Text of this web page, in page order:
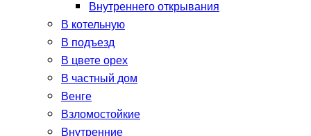
Внутреннего открывания
В котельную
В подъезд
В цвете орех
В частный дом
Венге
Взломостойкие
Внутренние